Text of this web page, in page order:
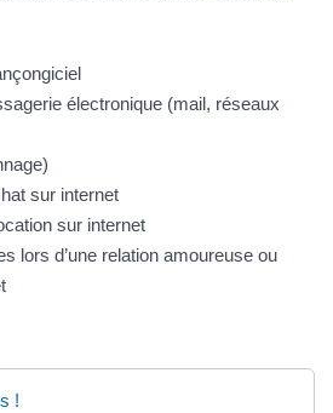
électronique (mail, réseaux
sur internet
sur internet
lors d’une relation amoureuse ou
!